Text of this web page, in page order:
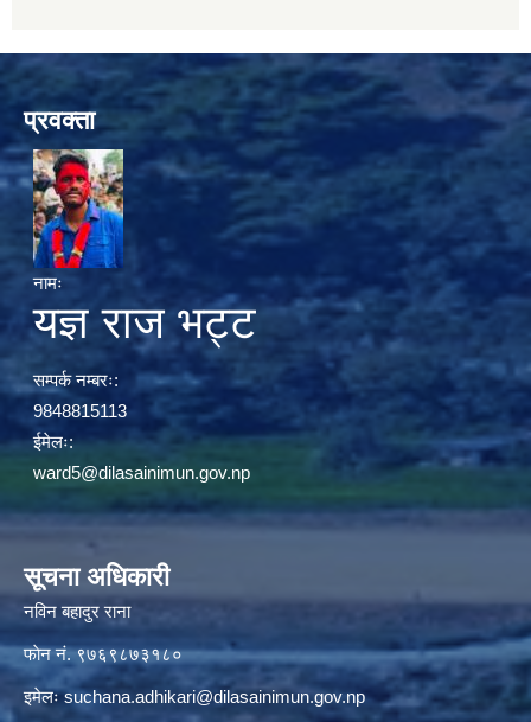
प्रवक्ता
नामः
यज्ञ राज भट्ट
सम्पर्क नम्बरः:
9848815113
ईमेलः:
ward5@dilasainimun.gov.np
सूचना अधिकारी
नविन बहादुर राना
फाेन नं. ९७६९८७३१८०
इमेलःsuchana.adhikari@dilasainimun.gov.np